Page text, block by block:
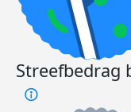
Streefbedrag